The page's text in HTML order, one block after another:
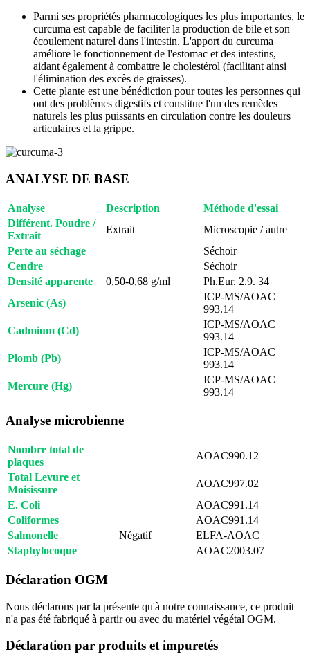
Parmi ses propriétés pharmacologiques les plus importantes, le
curcuma est capable de faciliter la production de bile et son
écoulement naturel dans l'intestin. L'apport du curcuma
améliore le fonctionnement de l'estomac et des intestins,
aidant également à combattre le cholestérol (facilitant ainsi
l'élimination des excès de graisses).
Cette plante est une bénédiction pour toutes les personnes qui
ont des problèmes digestifs et constitue l'un des remèdes
naturels les plus puissants en circulation contre les douleurs
articulaires et la grippe.
ANALYSE DE BASE
Analyse Description
Méthode d'essai
Différent. Poudre /
Extrait
Extrait
Microscopie / autre
Perte au séchage
Séchoir
Cendre
Séchoir
Densité apparente
0,50-0,68 g/ml
Ph.Eur. 2.9. 34
Arsenic (As)
ICP-MS/AOAC
993.14
Cadmium (Cd)
ICP-MS/AOAC
993.14
Plomb (Pb)
ICP-MS/AOAC
993.14
Mercure (Hg)
ICP-MS/AOAC
993.14
Analyse microbienne
Nombre total de
plaques
AOAC990.12
Total Levure et
Moisissure
AOAC997.02
E. Coli
AOAC991.14
Coliformes
AOAC991.14
Salmonelle
Négatif
ELFA-AOAC
Staphylocoque
AOAC2003.07
Déclaration OGM
Nous déclarons par la présente qu'à notre connaissance, ce produit
n'a pas été fabriqué à partir ou avec du matériel végétal OGM.
Déclaration par produits et impuretés